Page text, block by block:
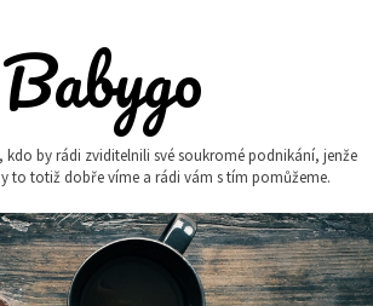
Babygo
kdo by rádi zviditelnili své soukromé podnikání, jenže
to totiž dobře víme a rádi vám s tím pomůžeme.